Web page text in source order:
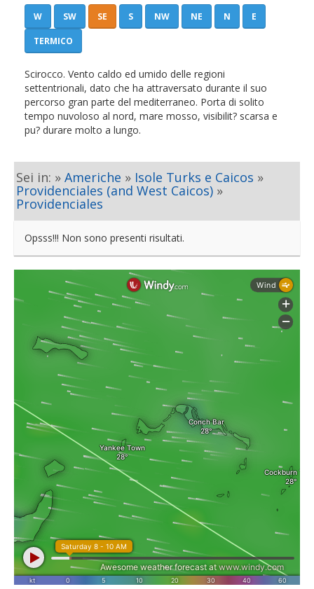
W SW SE S NW NE N E
TERMICO
Scirocco. Vento caldo ed umido delle regioni
settentrionali, dato che ha attraversato durante il suo
percorso gran parte del mediterraneo. Porta di solito
tempo nuvoloso al nord, mare mosso, visibilit? scarsa e
pu? durare molto a lungo.
Sei in: » Americhe » Isole Turks e Caicos »
Providenciales (and West Caicos) »
Providenciales
Opsss!!! Non sono presenti risultati.